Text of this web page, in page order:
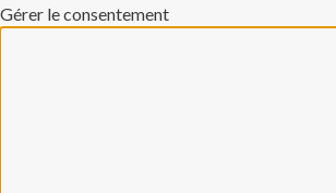
Gérer le consentement